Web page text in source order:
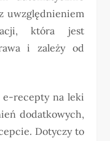
uwzględnieniem
która jest
i zależy od
e-recepty na leki
dodatkowych,
Dotyczy to